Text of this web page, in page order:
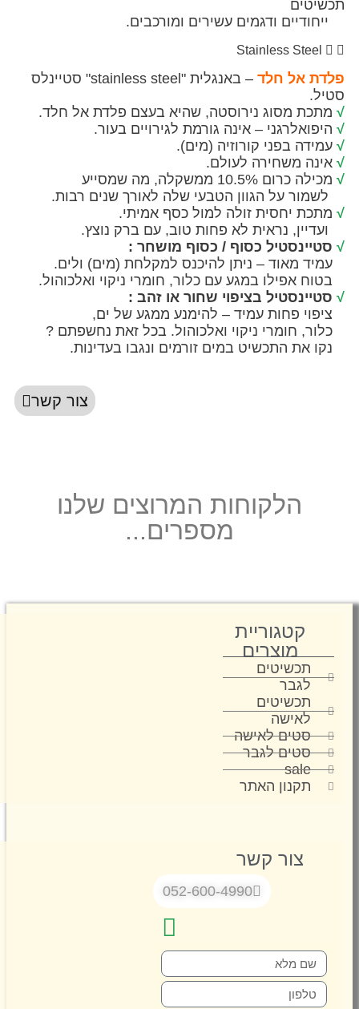
ודגמים עשירים ומורכבים.
Stainless
אל חלד
– באנגלית "stainless steel" סטיינלס
מסוג נירוסטה, שהיא בעצם פלדת אל חלד.
– אינה גורמת לגירויים בעור.
בפני קורוזיה (מים).
משחירה לעולם.
ממשקלה, מה שמסייע
על הגוון הטבעי שלה לאורך שנים רבות.
יחסית זולה למול כסף אמיתי.
נראית לא פחות טוב, עם ברק נוצץ.
כסוף / כסוף מושחר :
– ניתן להיכנס למקלחת (מים) ולים.
במגע עם כלור, חומרי ניקוי ואלכוהול.
בציפוי שחור או זהב :
פחות עמיד – להימנע ממגע של ים,
חומרי ניקוי ואלכוהול. בכל זאת נחשפתם ?
התכשיט במים זורמים ונגבו בעדינות.
צור קשר
הלקוחות המרוצים שלנו
מספרים...
קטגוריית
מוצרים
תכשיטים
לגבר
תכשיטים
לאישה
סטים לאישה
סטים לגבר
sale
תקנון האתר
צור קשר
052-600-4990